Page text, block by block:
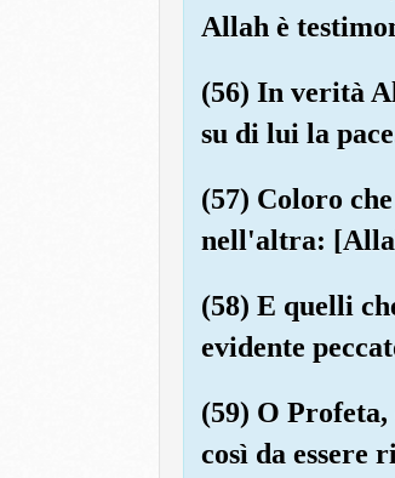
Allah è
(56) In verità
su di lui la
(57) Coloro
nell'altra:
(58) E quelli
evidente
(59) O
così da essere